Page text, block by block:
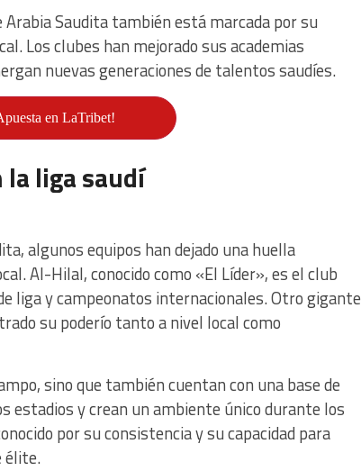
Saudita también está marcada por su
Los clubes han mejorado sus academias
nuevas generaciones de talentos saudíes.
en LaTribet!
la liga saudí
algunos equipos han dejado una huella
Al-Hilal, conocido como «El Líder», es el club
liga y campeonatos internacionales. Otro gigante
su poderío tanto a nivel local como
sino que también cuentan con una base de
estadios y crean un ambiente único durante los
por su consistencia y su capacidad para
élite.